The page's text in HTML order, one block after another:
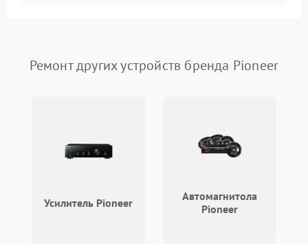
Ремонт других устройств бренда Pioneer
Усилитель Pioneer
Автомагнитола
Pioneer